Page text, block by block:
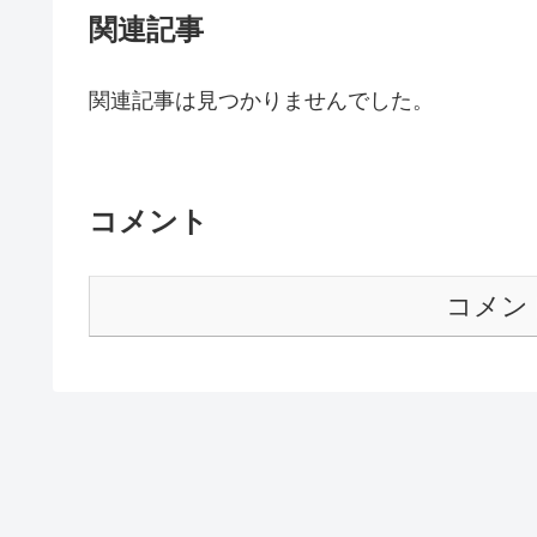
関連記事
関連記事は見つかりませんでした。
コメント
コメン